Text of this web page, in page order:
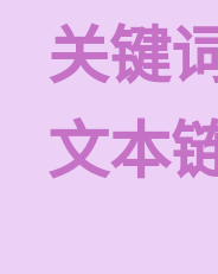
关键
文本